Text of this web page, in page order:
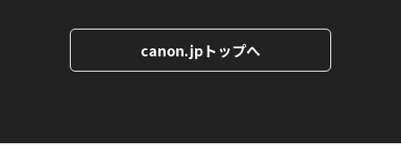
canon.jpトップへ